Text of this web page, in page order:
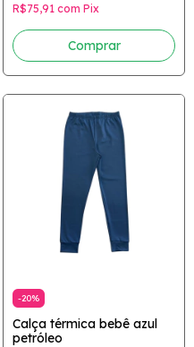
R$75,91 com Pix
Comprar
-20%
Calça térmica bebê azul
petróleo